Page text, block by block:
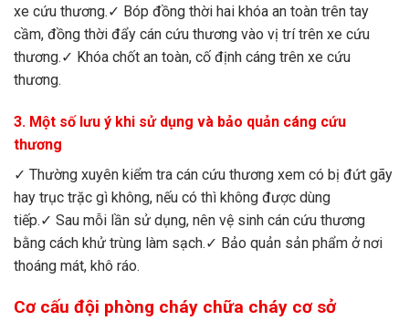
xe cứu thương.✓ Bóp đồng thời hai khóa an toàn trên tay
cầm, đồng thời đẩy cán cứu thương vào vị trí trên xe cứu
thương.✓ Khóa chốt an toàn, cố định cáng trên xe cứu
thương.
3. Một số lưu ý khi sử dụng và bảo quản cáng cứu
thương
✓ Thường xuyên kiểm tra cán cứu thương xem có bị đứt gãy
hay trục trặc gì không, nếu có thì không được dùng
tiếp.✓ Sau mỗi lần sử dụng, nên vệ sinh cán cứu thương
bằng cách khử trùng làm sạch.✓ Bảo quản sản phẩm ở nơi
thoáng mát, khô ráo.
Cơ cấu đội phòng cháy chữa cháy cơ sở